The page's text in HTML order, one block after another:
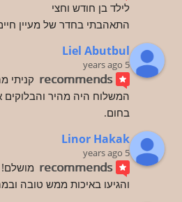
לילד בן חודש וחצי
התאהבתי בחדר של מעיין
Liel Abutbul
5 years ago
recommends
בחום.
Linor Hakak
5 years ago
recommends
והגיעו באיכות ממש טובה